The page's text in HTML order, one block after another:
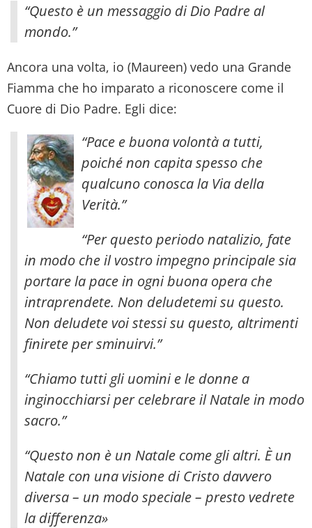
“Questo è un messaggio di Dio Padre al
mondo.”
Ancora una volta, io (Maureen) vedo una Grande
Fiamma che ho imparato a riconoscere come il
Cuore di Dio Padre. Egli dice:
“Pace e buona volontà a tutti,
poiché non capita spesso che
qualcuno conosca la Via della
Verità.”
“Per questo periodo natalizio, fate
in modo che il vostro impegno principale sia
portare la pace in ogni buona opera che
intraprendete. Non deludetemi su questo.
Non deludete voi stessi su questo, altrimenti
finirete per sminuirvi.”
“Chiamo tutti gli uomini e le donne a
inginocchiarsi per celebrare il Natale in modo
sacro.”
“Questo non è un Natale come gli altri. È un
Natale con una visione di Cristo davvero
diversa – un modo speciale – presto vedrete
la differenza»